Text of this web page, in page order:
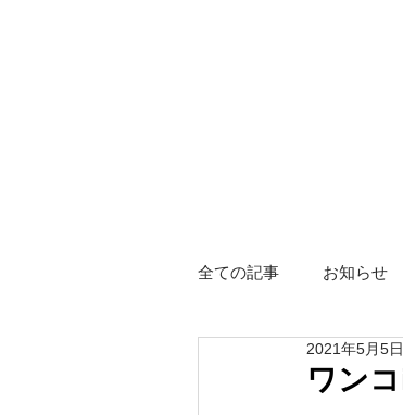
全ての記事 お知らせ
障がい者グループホ
ワン
2021年5月5日